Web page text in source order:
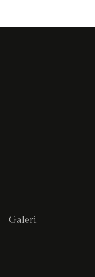
Galeri